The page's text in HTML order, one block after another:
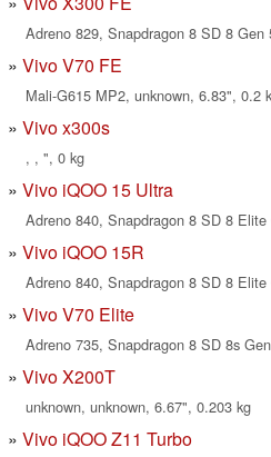
Adreno 829, Snapdragon 8 SD 8
Vivo V70 FE
Mali-G615 MP2, unknown, 6.83", 0.2
Vivo x300s
, , ", 0 kg
Vivo iQOO 15 Ultra
Adreno 840, Snapdragon 8 SD 8
Vivo iQOO 15R
Adreno 840, Snapdragon 8 SD 8
Vivo V70 Elite
Adreno 735, Snapdragon 8 SD 8s
Vivo X200T
unknown, unknown, 6.67", 0.203 kg
Vivo iQOO Z11 Turbo